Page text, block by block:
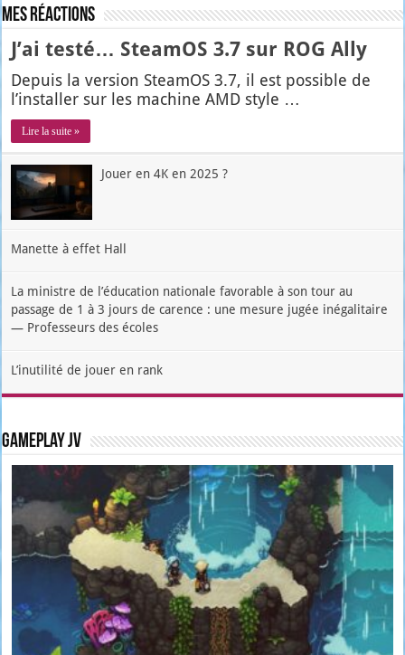
Mes réactions
J’ai testé… SteamOS 3.7 sur ROG Ally
Depuis la ver­sion Stea­mOS 3.7, il est pos­sible de
l’ins­tal­ler sur les machine AMD style …
Lire la suite »
Jouer en 4K en 2025 ?
Manette à effet Hall
La ministre de l’éducation nationale favorable à son tour au
passage de 1 à 3 jours de carence : une mesure jugée inégalitaire
— Professeurs des écoles
L’inutilité de jouer en rank
Gameplay JV